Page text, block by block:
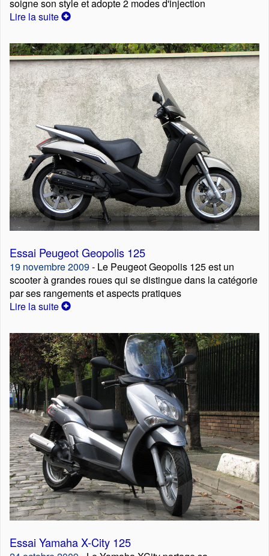
soigne son style et adopte 2 modes d'injection
Lire la suite
Essai Peugeot Geopolis 125
19 novembre 2009- Le Peugeot Geopolis 125 est un
scooter à grandes roues qui se distingue dans la catégorie
par ses rangements et aspects pratiques
Lire la suite
Essai Yamaha X-City 125